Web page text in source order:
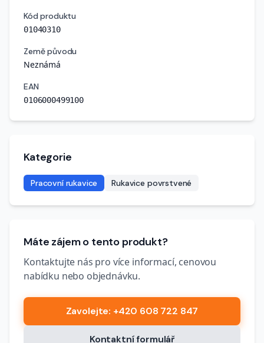
Kód produktu
01040310
Země původu
Neznámá
EAN
0106000499100
Kategorie
Pracovní rukavice Rukavice povrstvené
Máte zájem o tento produkt?
Kontaktujte nás pro více informací, cenovou
nabídku nebo objednávku.
Zavolejte: +420 608 722 847
Kontaktní formulář